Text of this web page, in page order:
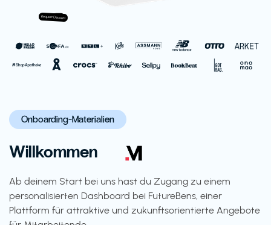
Onboarding-Materialien
Willkommen
Ab deinem Start bei uns hast du Zugang zu einem
personalisierten Dashboard bei FutureBens, einer
Plattform für attraktive und zukunftsorientierte Angebote